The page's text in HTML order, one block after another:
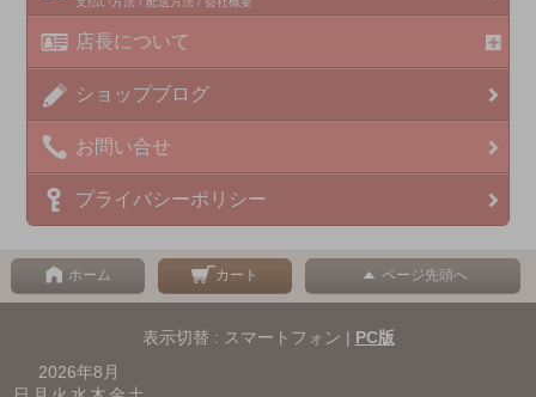
店長について
ショップブログ
お問い合せ
プライバシーポリシー
ホーム カート ページ先頭へ
表示切替 : スマートフォン | PC版
2026年8月